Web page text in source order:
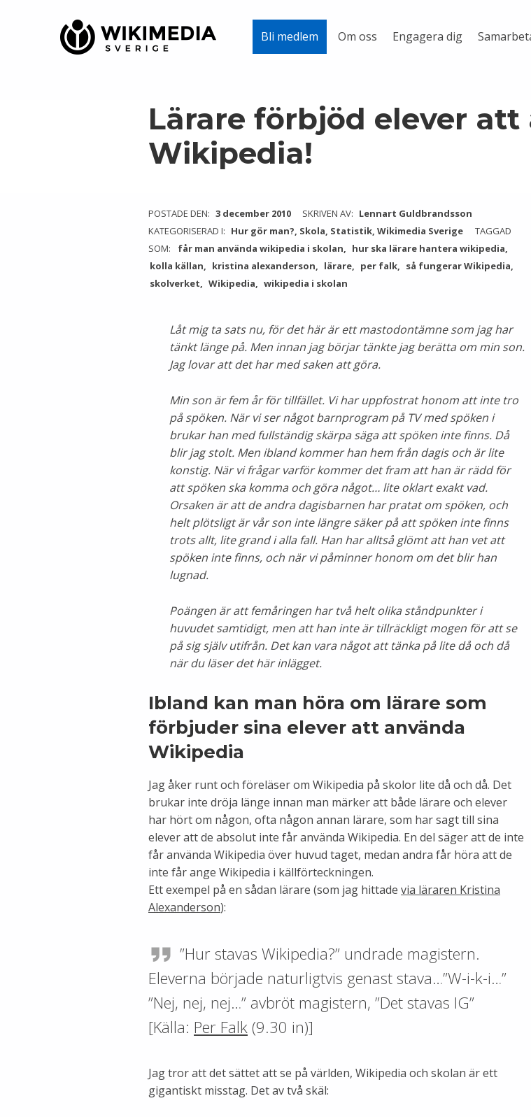
Bli medlem Om oss Engagera dig
Lärare förbjöd elever att
Wikipedia!
POSTADE DEN: 3 december 2010 SKRIVEN AV: Lennart Guldbrandsson
KATEGORISERAD I: Hur gör man?, Skola, Statistik, Wikimedia Sverige
TAGGAD
SOM:
får man använda wikipedia i skolan
hur ska lärare hantera wikipedia
kolla källan
kristina alexanderson lärare per falk
så fungerar Wikipedia
skolverket
Wikipedia wikipedia i skolan
Låt mig ta sats nu, för det här är ett mastodontämne som jag har
tänkt länge på. Men innan jag börjar tänkte jag berätta om min son.
Jag lovar att det har med saken att göra.
Min son är fem år för tillfället. Vi har uppfostrat honom att inte tro
på spöken. När vi ser något barnprogram på TV med spöken i
brukar han med fullständig skärpa säga att spöken inte finns. Då
blir jag stolt. Men ibland kommer han hem från dagis och är lite
konstig. När vi frågar varför kommer det fram att han är rädd för
att spöken ska komma och göra något… lite oklart exakt vad.
Orsaken är att de andra dagisbarnen har pratat om spöken, och
helt plötsligt är vår son inte längre säker på att spöken inte finns
trots allt, lite grand i alla fall. Han har alltså glömt att han vet att
spöken inte finns, och när vi påminner honom om det blir han
lugnad.
Poängen är att femåringen har två helt olika ståndpunkter i
huvudet samtidigt, men att han inte är tillräckligt mogen för att se
på sig själv utifrån. Det kan vara något att tänka på lite då och då
när du läser det här inlägget.
Ibland kan man höra om lärare som
förbjuder sina elever att använda
Wikipedia
Jag åker runt och föreläser om Wikipedia på skolor lite då och då. Det
brukar inte dröja länge innan man märker att både lärare och elever
har hört om någon, ofta någon annan lärare, som har sagt till sina
elever att de absolut inte får använda Wikipedia. En del säger att de inte
får använda Wikipedia över huvud taget, medan andra får höra att de
inte får ange Wikipedia i källförteckningen.
Ett exempel på en sådan lärare (som jag hittade via läraren Kristina
Alexanderson):
”Hur stavas Wikipedia?” undrade magistern.
Eleverna började naturligtvis genast stava…”W-i-k-i…”
”Nej, nej, nej…” avbröt magistern, ”Det stavas IG”
[Källa: Per Falk (9.30 in)]
Jag tror att det sättet att se på världen, Wikipedia och skolan är ett
gigantiskt misstag. Det av två skäl: